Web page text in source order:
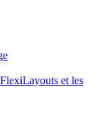
et les